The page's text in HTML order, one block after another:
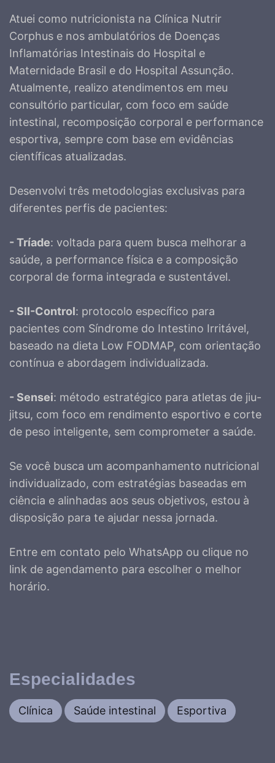
Atuei como nutricionista na Clínica Nutrir
Corphus e nos ambulatórios de Doenças
Inflamatórias Intestinais do Hospital e
Maternidade Brasil e do Hospital Assunção.
Atualmente, realizo atendimentos em meu
consultório particular, com foco em saúde
intestinal, recomposição corporal e performance
esportiva, sempre com base em evidências
científicas atualizadas.
Desenvolvi três metodologias exclusivas para
diferentes perfis de pacientes:
- Tríade: voltada para quem busca melhorar a
saúde, a performance física e a composição
corporal de forma integrada e sustentável.
- SII-Control: protocolo específico para
pacientes com Síndrome do Intestino Irritável,
baseado na dieta Low FODMAP, com orientação
contínua e abordagem individualizada.
- Sensei: método estratégico para atletas de jiu-
jitsu, com foco em rendimento esportivo e corte
de peso inteligente, sem comprometer a saúde.
Se você busca um acompanhamento nutricional
individualizado, com estratégias baseadas em
ciência e alinhadas aos seus objetivos, estou à
disposição para te ajudar nessa jornada.
Entre em contato pelo WhatsApp ou clique no
link de agendamento para escolher o melhor
horário.
Especialidades
Clínica Saúde intestinal Esportiva